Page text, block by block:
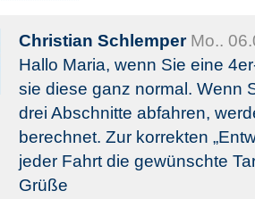
Christian Schlemper Mo..
Hallo Maria, wenn Sie eine
sie diese ganz normal. Wenn
drei Abschnitte abfahren,
berechnet. Zur korrekten
jeder Fahrt die gewünschte
Grüße